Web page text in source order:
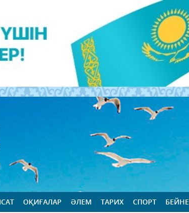
ОҚИҒАЛАР ӘЛЕМ ТАРИХ СПОРТ